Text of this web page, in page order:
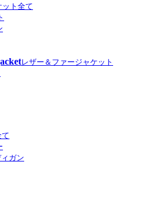
ット全て
レザー＆ファージャケット
て
ガン